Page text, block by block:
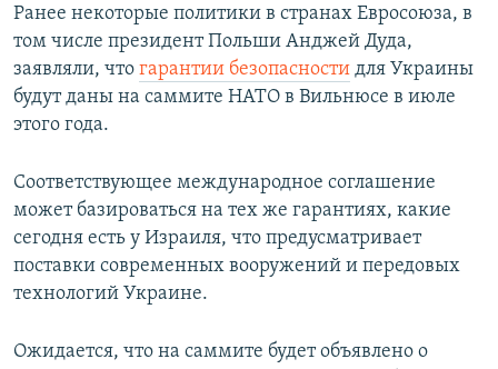
Ранее некоторые политики в странах Евросоюза, в
том числе президент Польши Анджей Дуда,
заявляли, что гарантии безопасности для Украины
будут даны на саммите НАТО в Вильнюсе в июле
этого года.
Соответствующее международное соглашение
может базироваться на тех же гарантиях, какие
сегодня есть у Израиля, что предусматривает
поставки современных вооружений и передовых
технологий Украине.
Ожидается, что на саммите будет объявлено о